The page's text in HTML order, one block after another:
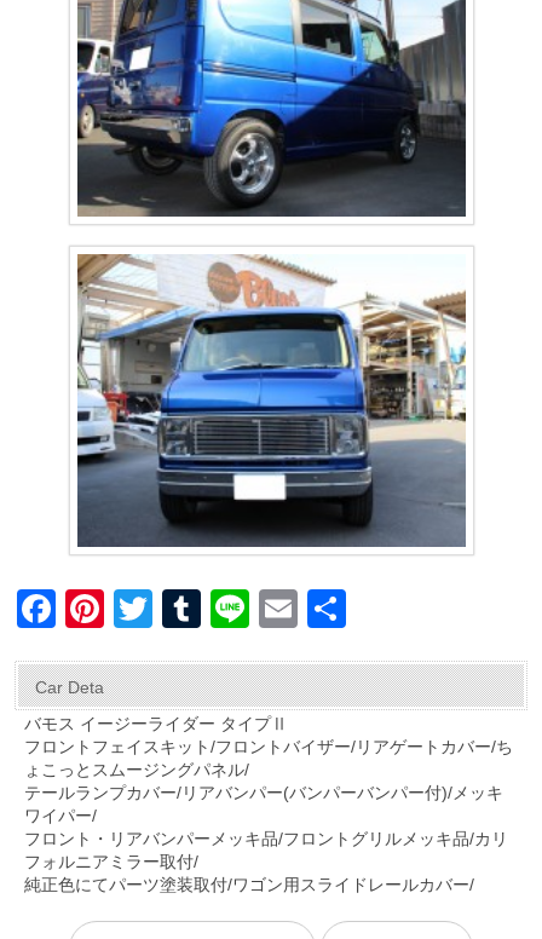
F
c
e
b
o
o
k
Pi
er
e
st
T
tt
er
T
m
bl
r
Li
e
E
ail
Car Deta
バモス イージーライダー タイプⅡ
フロントフェイスキット/フロントバイザー/リアゲートカバー/ち
ょこっとスムージングパネル/
テールランプカバー/リアバンパー(バンパーバンパー付)/メッキ
ワイパー/
フロント・リアバンパーメッキ品/フロントグリルメッキ品/カリ
フォルニアミラー取付/
純正色にてパーツ塗装取付/ワゴン用スライドレールカバー/